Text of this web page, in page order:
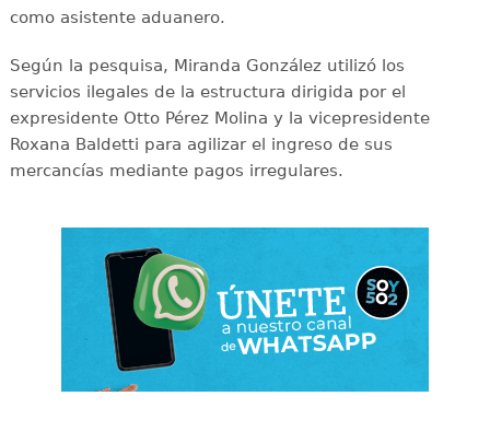
como asistente aduanero.
Según la pesquisa, Miranda González utilizó los
servicios ilegales de la estructura dirigida por el
expresidente Otto Pérez Molina y la vicepresidente
Roxana Baldetti para agilizar el ingreso de sus
mercancías mediante pagos irregulares.